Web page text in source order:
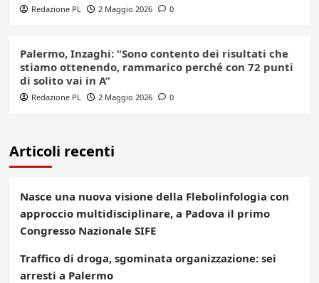
Redazione PL 2 Maggio 2026 0
Palermo, Inzaghi: “Sono contento dei risultati che
stiamo ottenendo, rammarico perché con 72 punti
di solito vai in A”
Redazione PL 2 Maggio 2026 0
Articoli recenti
Nasce una nuova visione della Flebolinfologia con
approccio multidisciplinare, a Padova il primo
Congresso Nazionale SIFE
Traffico di droga, sgominata organizzazione: sei
arresti a Palermo